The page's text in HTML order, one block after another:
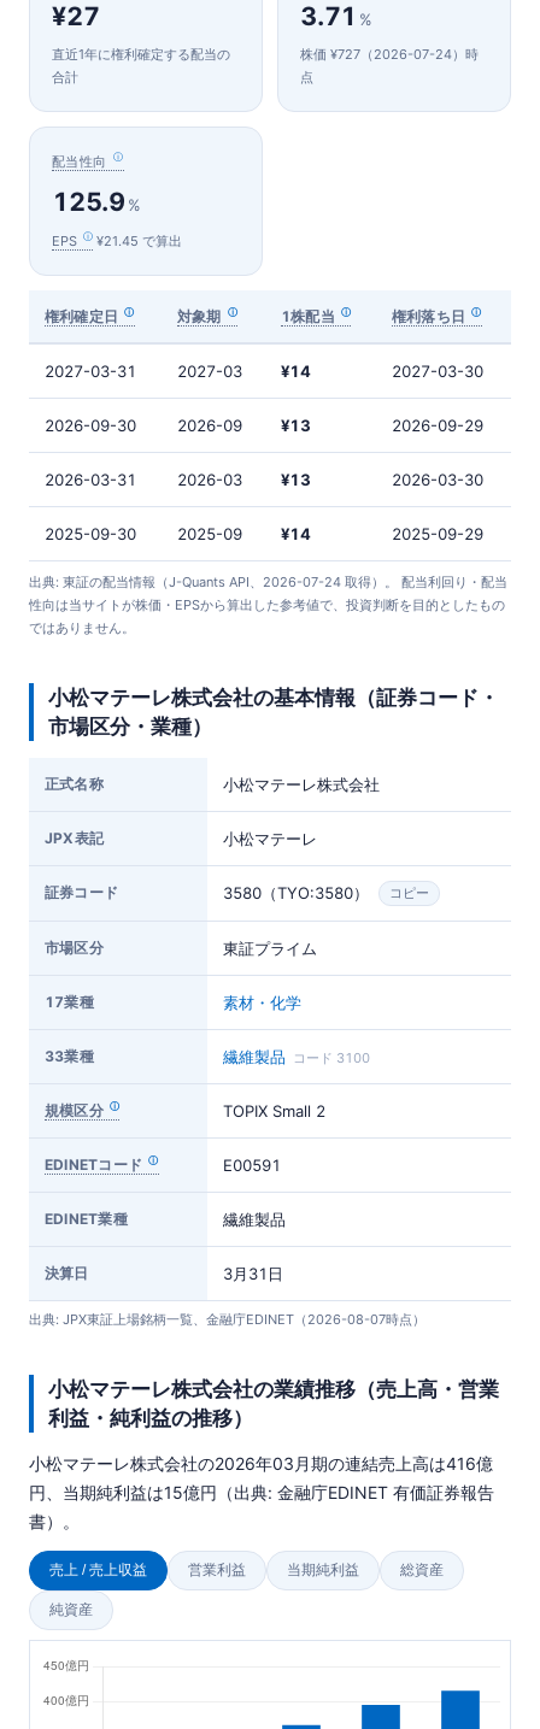
¥27
直近1年に権利確定する配当の
合計
3.71 %
株価 ¥727（2026-07-24）時
点
配当性向
125.9 %
EPS ¥21.45 で算出
権利確定日 対象期 1株配当 権利落ち日
2027-03-31 2027-03 ¥14 2027-03-30
2026-09-30 2026-09 ¥13 2026-09-29
2026-03-31 2026-03 ¥13 2026-03-30
2025-09-30 2025-09 ¥14 2025-09-29
出典: 東証の配当情報（J-Quants API、2026-07-24 取得）。 配当利回り・配当
性向は当サイトが株価・EPSから算出した参考値で、投資判断を目的としたもの
ではありません。
小松マテーレ株式会社の基本情報（証券コード・
市場区分・業種）
正式名称 小松マテーレ株式会社
JPX表記 小松マテーレ
証券コード 3580（TYO:3580） コピー
市場区分 東証プライム
17業種 素材・化学
33業種 繊維製品 コード 3100
規模区分 TOPIX Small 2
EDINETコード E00591
EDINET業種 繊維製品
決算日 3月31日
出典: JPX東証上場銘柄一覧、金融庁EDINET（2026-08-07時点）
小松マテーレ株式会社の業績推移（売上高・営業
利益・純利益の推移）
小松マテーレ株式会社の2026年03月期の連結売上高は416億
円、当期純利益は15億円（出典: 金融庁EDINET 有価証券報告
書）。
売上 / 売上収益 営業利益 当期純利益 総資産
純資産